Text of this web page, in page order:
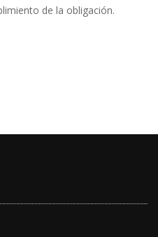
de la obligación.